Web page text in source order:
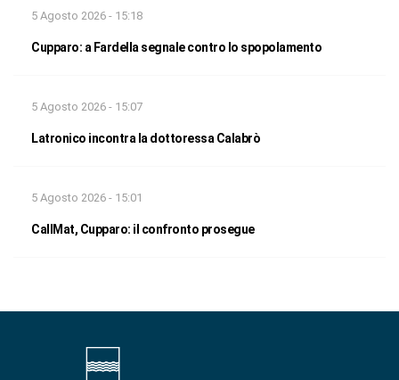
5 Agosto 2026 - 15:18
Cupparo: a Fardella segnale contro lo spopolamento
5 Agosto 2026 - 15:07
Latronico incontra la dottoressa Calabrò
5 Agosto 2026 - 15:01
CallMat, Cupparo: il confronto prosegue